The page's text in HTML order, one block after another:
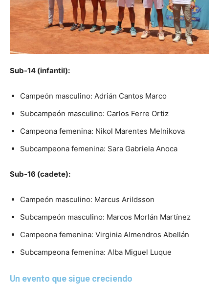
Sub-14 (infantil):
Campeón masculino: Adrián Cantos Marco
Subcampeón masculino: Carlos Ferre Ortiz
Campeona femenina: Nikol Marentes Melnikova
Subcampeona femenina: Sara Gabriela Anoca
Sub-16 (cadete):
Campeón masculino: Marcus Arildsson
Subcampeón masculino: Marcos Morlán Martínez
Campeona femenina: Virginia Almendros Abellán
Subcampeona femenina: Alba Miguel Luque
Un evento que sigue creciendo